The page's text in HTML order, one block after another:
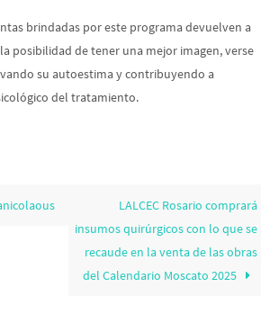
brindadas por este programa devuelven a
posibilidad de tener una mejor imagen, verse
su autoestima y contribuyendo a
del tratamiento.
LALCEC Rosario comprará
insumos quirúrgicos con lo que se
recaude en la venta de las obras
del Calendario Moscato 2025